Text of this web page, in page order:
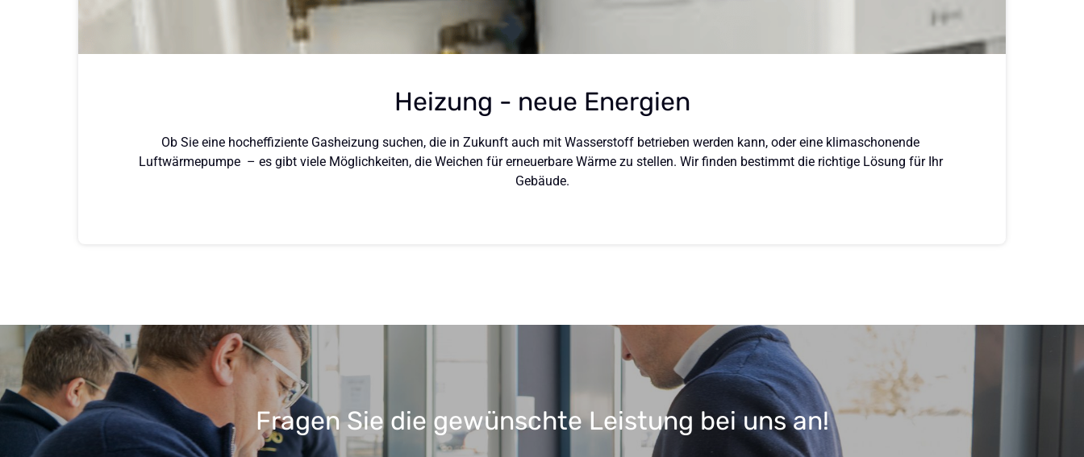
Heizung - neue Energien
Ob Sie eine hocheffiziente Gasheizung suchen, die in Zukunft auch mit Wasserstoff betrieben werden kann, oder eine klimaschonende
Luftwärmepumpe  – es gibt viele Möglichkeiten, die Weichen für erneuerbare Wärme zu stellen. Wir finden bestimmt die richtige Lösung für Ihr
Gebäude.
Fragen Sie die gewünschte Leistung bei uns an!